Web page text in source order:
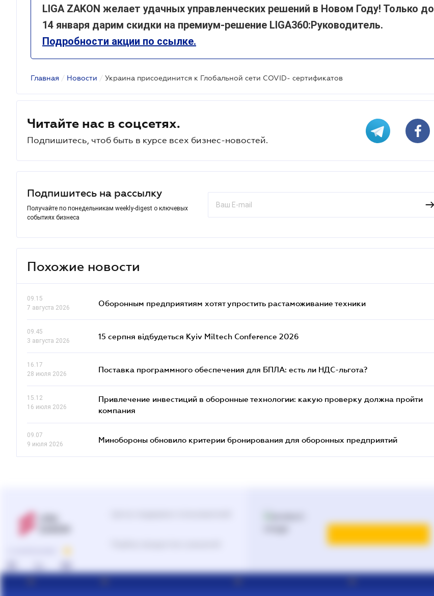
LIGA ZAKON желает удачных управленческих решений в Новом Году! Только до
14 января дарим скидки на премиум-решение LIGA360:Руководитель.
Подробности акции по ссылке.
Главная / Новости / Украина присоединится к Глобальной сети COVID- сертификатов
Читайте нас в соцсетях.
Подпишитесь, чтоб быть в курсе всех бизнес-новостей.
Подпишитесь на рассылку
Получайте по понедельникам weekly-digest о ключевых
событиях бизнеса
Похожие новости
09.15
7 августа 2026
Оборонным предприятиям хотят упростить растаможивание техники
09.45
3 августа 2026
15 серпня відбудеться Kyiv Miltech Conference 2026
16.17
28 июля 2026
Поставка программного обеспечения для БПЛА: есть ли НДС-льгота?
15.12
16 июля 2026
Привлечение инвестиций в оборонные технологии: какую проверку должна пройти
компания
09.07
9 июля 2026
Минобороны обновило критерии бронирования для оборонных предприятий